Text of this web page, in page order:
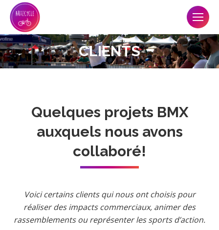
CLIENTS
Quelques projets BMX
auxquels nous avons
collaboré!
Voici certains clients qui nous ont choisis pour
réaliser des impacts commerciaux, animer des
rassemblements ou représenter les sports d’action.